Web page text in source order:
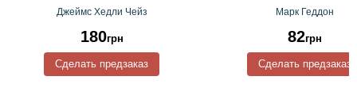
Джеймс Хедли Чейз
180грн
Сделать предзаказ
Марк Геддон
82грн
Сделать предзаказ